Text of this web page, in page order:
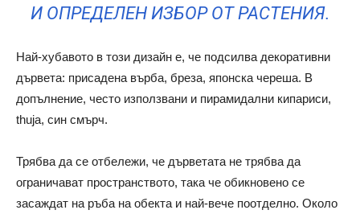
И ОПРЕДЕЛЕН ИЗБОР ОТ РАСТЕНИЯ.
Най-хубавото в този дизайн е, че подсилва декоративни
дървета: присадена върба, бреза, японска череша. В
допълнение, често използвани и пирамидални кипариси,
thuja, син смърч.
Трябва да се отбележи, че дърветата не трябва да
ограничават пространството, така че обикновено се
засаждат на ръба на обекта и най-вече поотделно. Около